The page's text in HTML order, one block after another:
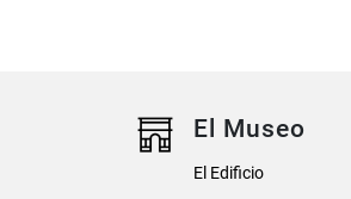
El Museo
El Edificio